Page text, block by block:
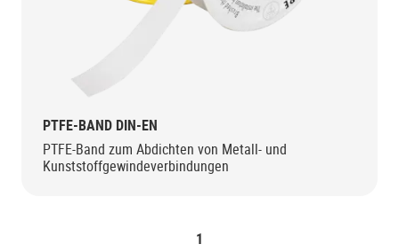
PTFE-BAND DIN-EN
PTFE-Band zum Abdichten von Metall- und
Kunststoffgewindeverbindungen
1